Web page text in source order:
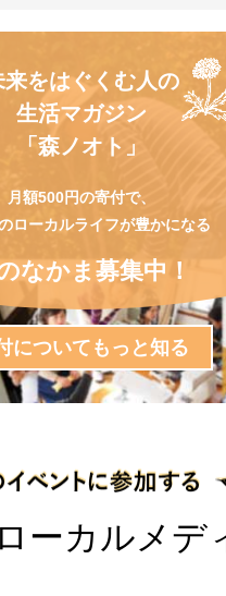
来をはぐくむ人の
生活マガジン
「森ノオト」
月額500円の寄付で、
ローカルライフが豊かになる
なかま募集中！
についてもっと知る